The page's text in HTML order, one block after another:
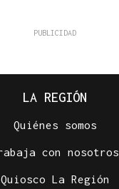
LA REGIÓN
Quiénes somos
con nosotros
Quiosco La Región